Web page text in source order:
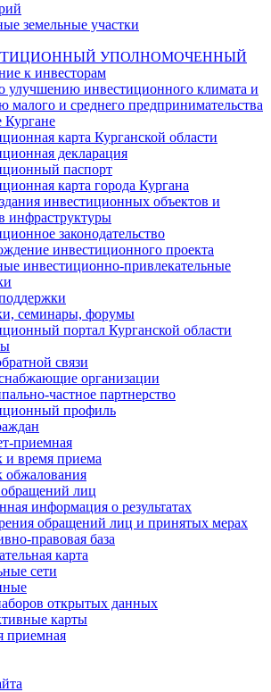
земельные участки
УПОЛНОМОЧЕННЫЙ
к инвесторам
улучшению инвестиционного климата и
малого и среднего предпринимательства
Кургане
карта Курганской области
декларация
паспорт
карта города Кургана
инвестиционных объектов и
инфраструктуры
законодательство
инвестиционного проекта
инвестиционно-привлекательные
семинары, форумы
портал Курганской области
связи
организации
частное партнерство
профиль
приемная
и время приема
обжалования
лиц
информация о результатах
обращений лиц и принятых мерах
правовая база
карта
сети
открытых данных
карты
приемная